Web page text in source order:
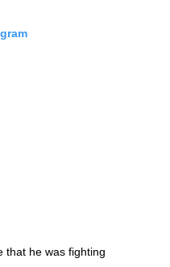
that he was fighting